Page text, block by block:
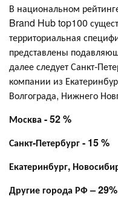
В национальном
Brand Hub top100
территориальная
представлены
далее следует Санкт-
компании из
Волгограда, Нижнего
Москва - 52 %
Санкт-Петербург - 15 %
Екатеринбург,
Другие города РФ – 29%